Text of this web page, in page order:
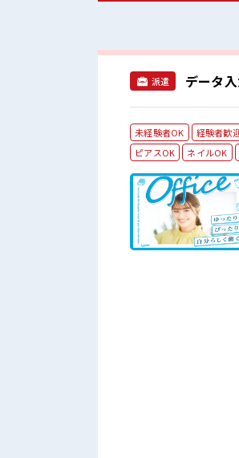
派遣 データ
未経験者OK 経験者歓
ピアスOK
ネイルOK